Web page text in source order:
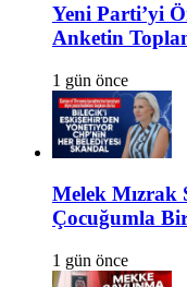
Yeni Parti’yi
Anketin
1 gün önce
Melek Mızrak
Çocuğumla
1 gün önce